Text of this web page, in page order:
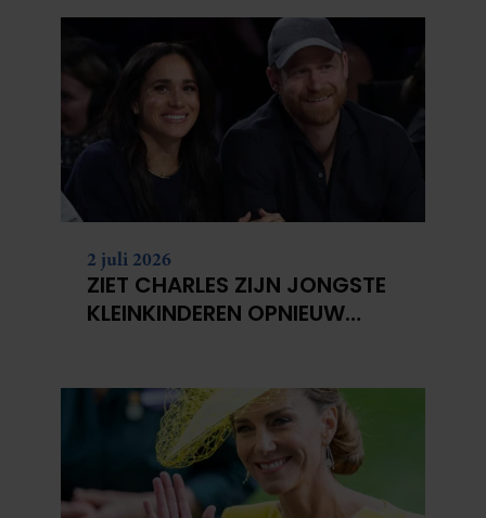
2 juli 2026
ZIET CHARLES ZIJN JONGSTE
KLEINKINDEREN OPNIEUW